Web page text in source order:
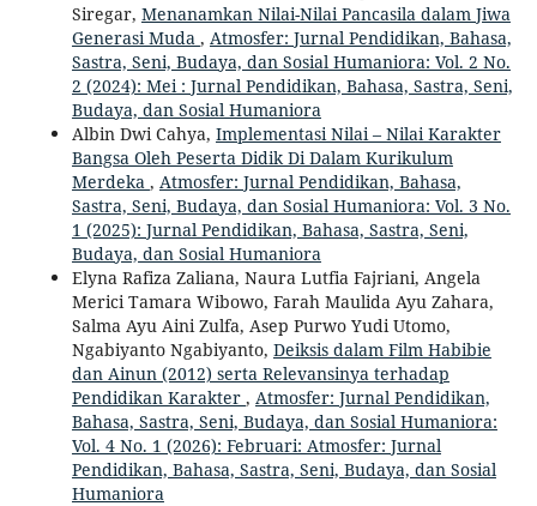
Siregar, Menanamkan Nilai-Nilai Pancasila dalam Jiwa
Generasi Muda , Atmosfer: Jurnal Pendidikan, Bahasa,
Sastra, Seni, Budaya, dan Sosial Humaniora: Vol. 2 No.
2 (2024): Mei : Jurnal Pendidikan, Bahasa, Sastra, Seni,
Budaya, dan Sosial Humaniora
Albin Dwi Cahya, Implementasi Nilai – Nilai Karakter
Bangsa Oleh Peserta Didik Di Dalam Kurikulum
Merdeka , Atmosfer: Jurnal Pendidikan, Bahasa,
Sastra, Seni, Budaya, dan Sosial Humaniora: Vol. 3 No.
1 (2025): Jurnal Pendidikan, Bahasa, Sastra, Seni,
Budaya, dan Sosial Humaniora
Elyna Rafiza Zaliana, Naura Lutfia Fajriani, Angela
Merici Tamara Wibowo, Farah Maulida Ayu Zahara,
Salma Ayu Aini Zulfa, Asep Purwo Yudi Utomo,
Ngabiyanto Ngabiyanto, Deiksis dalam Film Habibie
dan Ainun (2012) serta Relevansinya terhadap
Pendidikan Karakter , Atmosfer: Jurnal Pendidikan,
Bahasa, Sastra, Seni, Budaya, dan Sosial Humaniora:
Vol. 4 No. 1 (2026): Februari: Atmosfer: Jurnal
Pendidikan, Bahasa, Sastra, Seni, Budaya, dan Sosial
Humaniora